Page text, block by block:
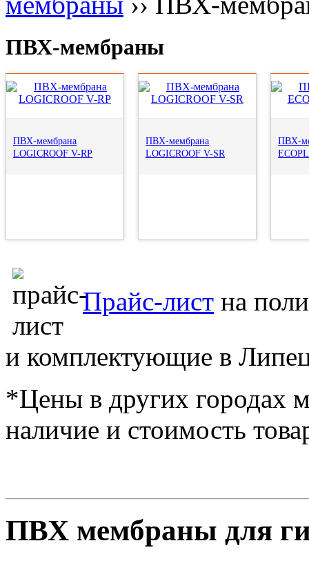
ПВХ-мембраны
ПВХ-мембрана
LOGICROOF V-RP
ПВХ-мембрана
LOGICROOF V-SR
ПВХ-
Прайс-лист на
и комплектующие в
*Цены в других городах
наличие и стоимость
ПВХ мембраны для